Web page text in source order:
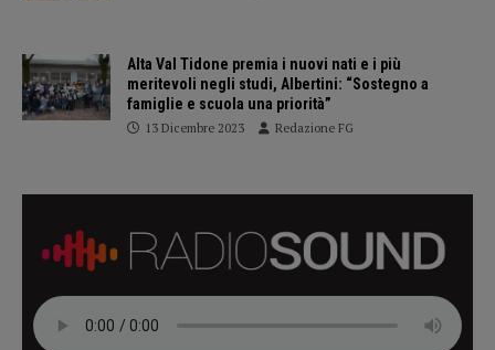
Alta Val Tidone premia i nuovi nati e i più
meritevoli negli studi, Albertini: “Sostegno a
famiglie e scuola una priorità”
13 Dicembre 2023 Redazione FG